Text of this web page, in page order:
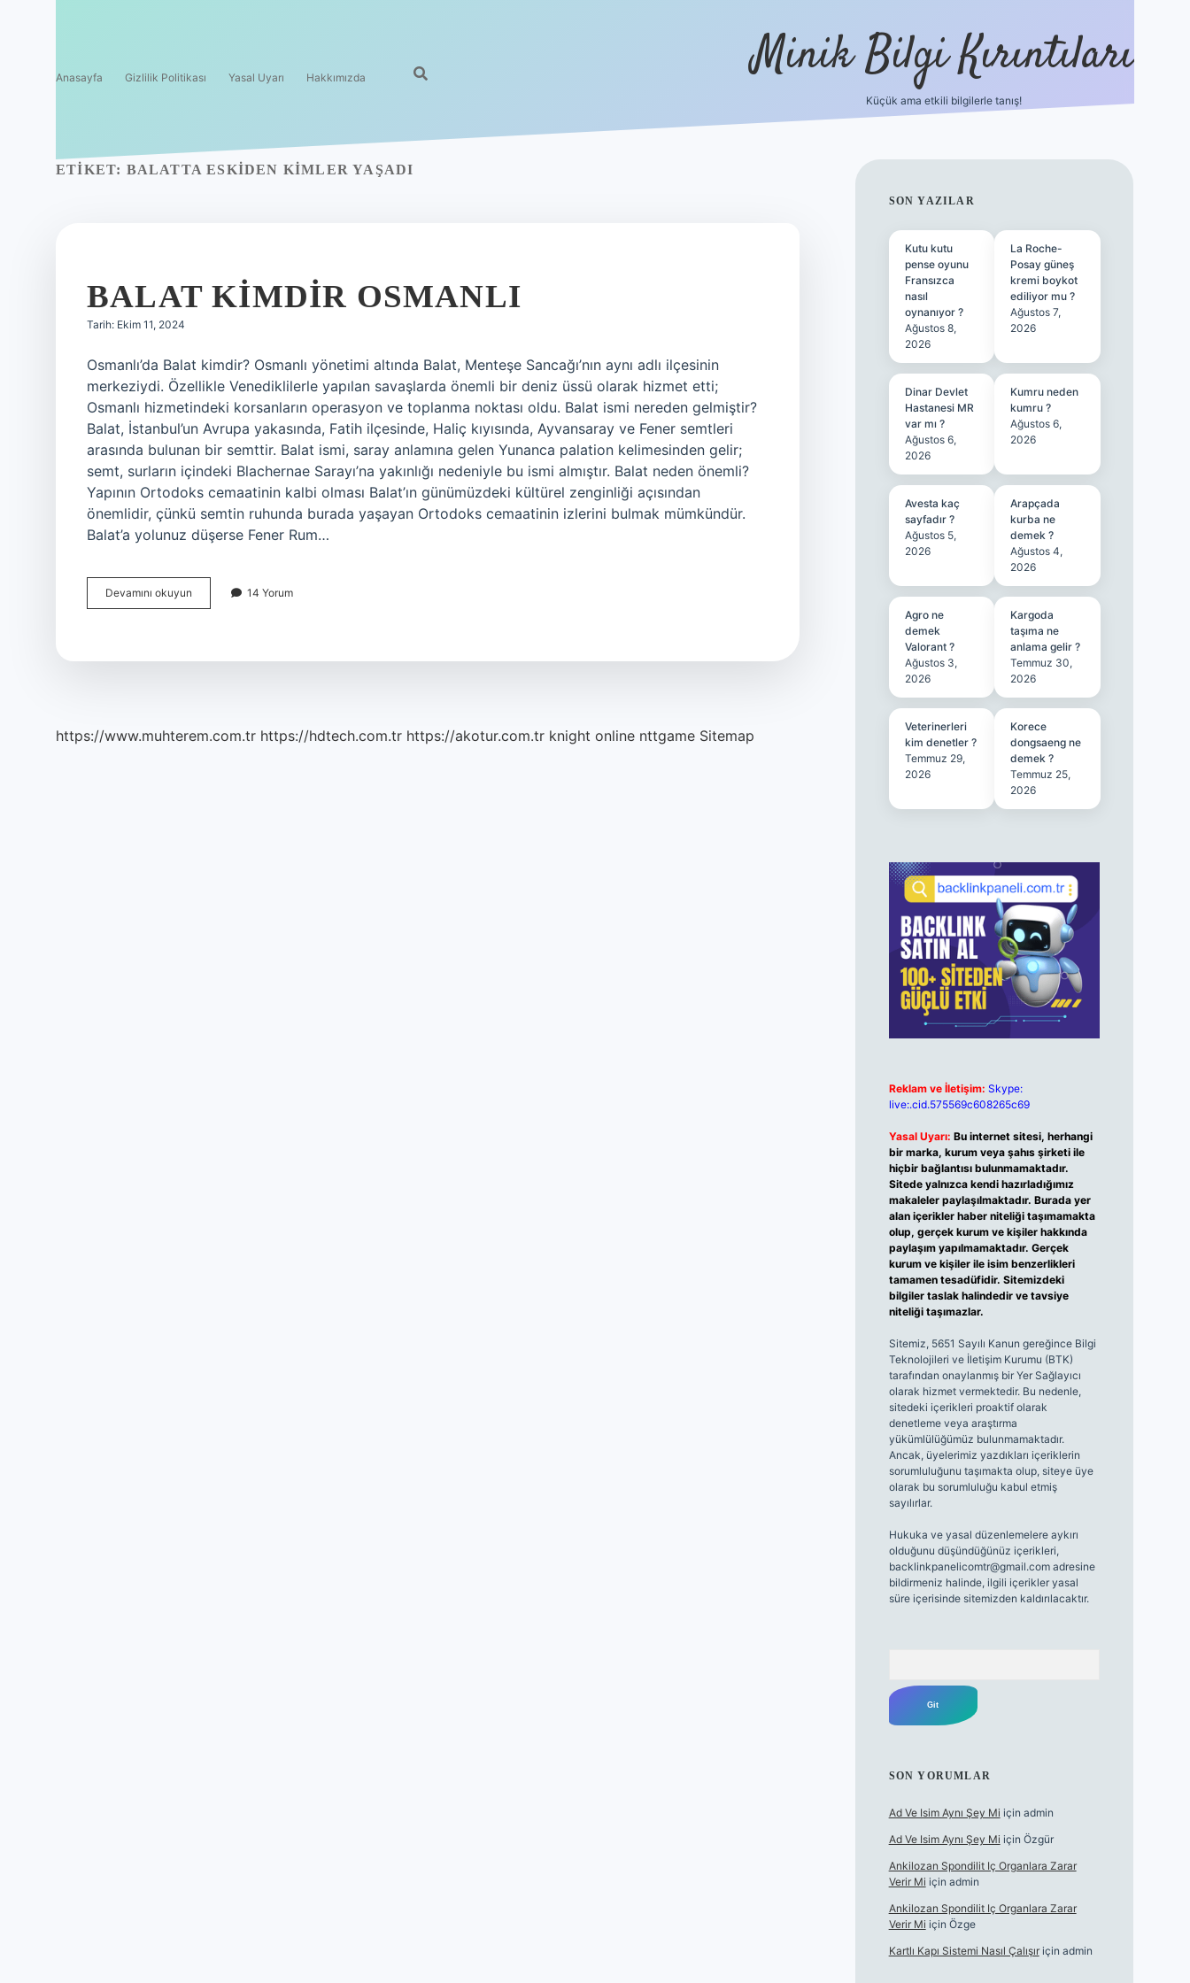
Anasayfa Gizlilik Politikası Yasal Uyarı Hakkımızda Minik Bilgi Kırıntıları
Küçük ama etkili bilgilerle tanış!
ETIKET: BALATTA ESKIDEN KIMLER YAŞADI
BALAT KIMDIR OSMANLI
Tarih: Ekim 11, 2024
Osmanlı’da Balat kimdir? Osmanlı yönetimi altında Balat, Menteşe Sancağı’nın aynı adlı ilçesinin
merkeziydi. Özellikle Venediklilerle yapılan savaşlarda önemli bir deniz üssü olarak hizmet etti;
Osmanlı hizmetindeki korsanların operasyon ve toplanma noktası oldu. Balat ismi nereden gelmiştir?
Balat, İstanbul’un Avrupa yakasında, Fatih ilçesinde, Haliç kıyısında, Ayvansaray ve Fener semtleri
arasında bulunan bir semttir. Balat ismi, saray anlamına gelen Yunanca palation kelimesinden gelir;
semt, surların içindeki Blachernae Sarayı’na yakınlığı nedeniyle bu ismi almıştır. Balat neden önemli?
Yapının Ortodoks cemaatinin kalbi olması Balat’ın günümüzdeki kültürel zenginliği açısından
önemlidir, çünkü semtin ruhunda burada yaşayan Ortodoks cemaatinin izlerini bulmak mümkündür.
Balat’a yolunuz düşerse Fener Rum…
Devamını okuyun
Kimdir
14 Yorum
https://www.muhterem.com.tr https://hdtech.com.tr https://akotur.com.tr knight online nttgame Sitemap
SIDEBAR
SON YAZILAR
Kutu kutu
pense oyunu
Fransızca
nasıl
oynanıyor ?
Ağustos 8,
2026
La Roche-
Posay güneş
kremi boykot
ediliyor mu ?
Ağustos 7,
2026
Dinar Devlet
Hastanesi MR
var mı ?
Ağustos 6,
2026
Kumru neden
kumru ?
Ağustos 6,
2026
Avesta kaç
sayfadır ?
Ağustos 5,
2026
Arapçada
kurba ne
demek ?
Ağustos 4,
2026
Agro ne
demek
Valorant ?
Ağustos 3,
2026
Kargoda
taşıma ne
anlama gelir ?
Temmuz 30,
2026
Veterinerleri
kim denetler ?
Temmuz 29,
2026
Korece
dongsaeng ne
demek ?
Temmuz 25,
2026
Reklam ve İletişim: Skype:
live:.cid.575569c608265c69
Yasal Uyarı: Bu internet sitesi, herhangi
bir marka, kurum veya şahıs şirketi ile
hiçbir bağlantısı bulunmamaktadır.
Sitede yalnızca kendi hazırladığımız
makaleler paylaşılmaktadır. Burada yer
alan içerikler haber niteliği taşımamakta
olup, gerçek kurum ve kişiler hakkında
paylaşım yapılmamaktadır. Gerçek
kurum ve kişiler ile isim benzerlikleri
tamamen tesadüfidir. Sitemizdeki
bilgiler taslak halindedir ve tavsiye
niteliği taşımazlar.
Sitemiz, 5651 Sayılı Kanun gereğince Bilgi
Teknolojileri ve İletişim Kurumu (BTK)
tarafından onaylanmış bir Yer Sağlayıcı
olarak hizmet vermektedir. Bu nedenle,
sitedeki içerikleri proaktif olarak
denetleme veya araştırma
yükümlülüğümüz bulunmamaktadır.
Ancak, üyelerimiz yazdıkları içeriklerin
sorumluluğunu taşımakta olup, siteye üye
olarak bu sorumluluğu kabul etmiş
sayılırlar.
Hukuka ve yasal düzenlemelere aykırı
olduğunu düşündüğünüz içerikleri,
backlinkpanelicomtr@gmail.comadresine
bildirmeniz halinde, ilgili içerikler yasal
süre içerisinde sitemizden kaldırılacaktır.
SON YORUMLAR
Ad Ve Isim Aynı Şey Mi için admin
Ad Ve Isim Aynı Şey Mi için Özgür
Ankilozan Spondilit Iç Organlara Zarar
Verir Mi için admin
Ankilozan Spondilit Iç Organlara Zarar
Verir Mi için Özge
Kartlı Kapı Sistemi Nasıl Çalışıriçin admin